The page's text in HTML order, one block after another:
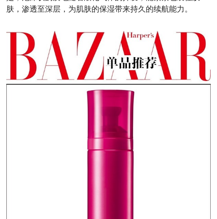
肤，渗透至深层， 为肌肤的保湿带来持久的续航能力 。